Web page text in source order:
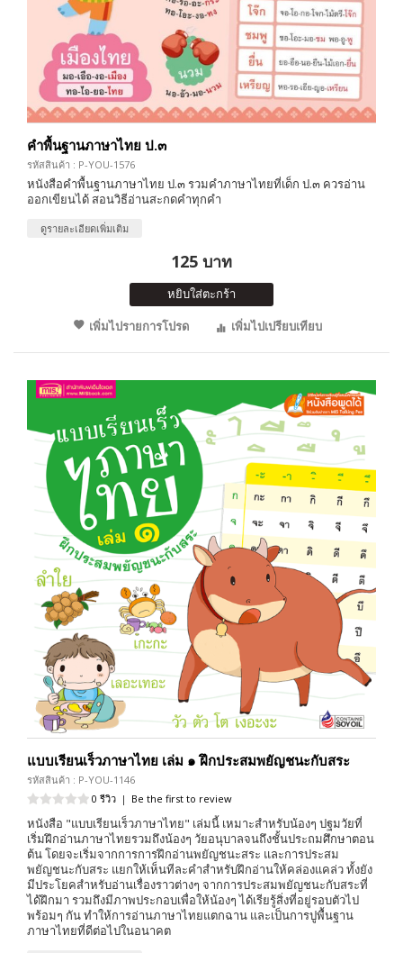
คำพื้นฐานภาษาไทย ป.๓
รหัสสินค้า : P-YOU-1576
หนังสือคำพื้นฐานภาษาไทย ป.๓ รวมคำภาษาไทยที่เด็ก ป.๓ ควรอ่าน
ออกเขียนได้ สอนวิธีอ่านสะกดคำทุกคำ
ดูรายละเอียดเพิ่มเติม
125 บาท
หยิบใส่ตะกร้า
เพิ่มไปรายการโปรด
เพิ่มไปเปรียบเทียบ
แบบเรียนเร็วภาษาไทย เล่ม ๑ ฝึกประสมพยัญชนะกับสระ
รหัสสินค้า : P-YOU-1146
0 รีวิว | Be the first to review
หนังสือ "แบบเรียนเร็วภาษาไทย" เล่มนี้ เหมาะสำหรับน้องๆ ปฐมวัยที่
เริ่มฝึกอ่านภาษาไทยรวมถึงน้องๆ วัยอนุบาลจนถึงชั้นประถมศึกษาตอน
ต้น โดยจะเริ่มจากการการฝึกอ่านพยัญชนะสระ และการประสม
พยัญชนะกับสระ แยกให้เห็นทีละคำสำหรับฝึกอ่านให้คล่องแคล่ว ทั้งยัง
มีประโยคสำหรับอ่านเรื่องราวต่างๆ จากการประสมพยัญชนะกับสระที่
ได้ฝึกมา รวมถึงมีภาพประกอบเพื่อให้น้องๆ ได้เรียรู้สิ่งที่อยู่รอบตัวไป
พร้อมๆ กัน ทำให้การอ่านภาษาไทยแตกฉาน และเป็นการปูพื้นฐาน
ภาษาไทยที่ดีต่อไปในอนาคต